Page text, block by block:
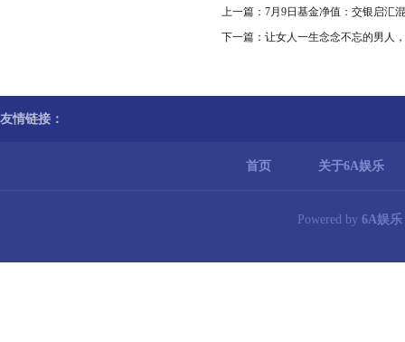
上一篇： 7月9日基金净值：交银启汇
下一篇： 让女人一生念念不忘的男人
友情链接：
首页 关于6A娱乐
Powered by 6A娱乐